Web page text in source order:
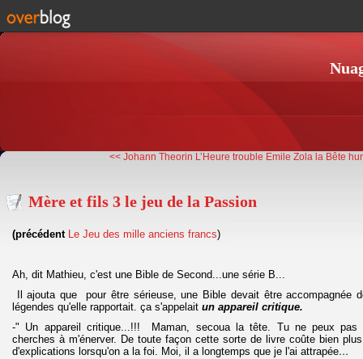
<< Johann Theorin L’Heure trouble Emile Zola la Bête
Mère et fils 3 le jeu de la Passion
(précédent Le Jeu des mille anciens francs)
Ah, dit Mathieu, c'est une Bible de Second...une série B...
Il ajouta que pour être sérieuse, une Bible devait être accompagnée
légendes qu'elle rapportait. ça s'appelait un appareil critique.
-" Un appareil critique...!!! Maman, secoua la tête. Tu ne peux pas
cherches à m'énerver. De toute façon cette sorte de livre coûte bien
d'explications lorsqu'on a la foi. Moi, il a longtemps que je l'ai attrapée…